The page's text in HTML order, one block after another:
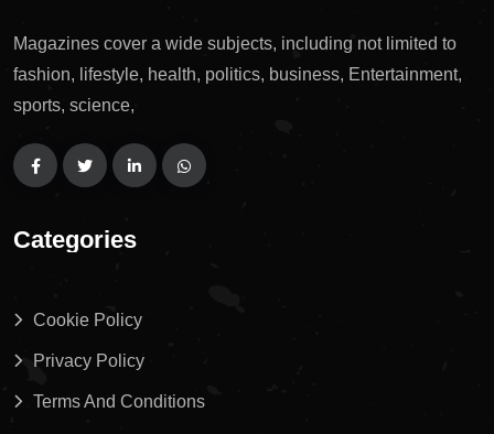
Magazines cover a wide subjects, including not limited to
fashion, lifestyle, health, politics, business, Entertainment,
sports, science,
Categories
Cookie Policy
Privacy Policy
Terms And Conditions